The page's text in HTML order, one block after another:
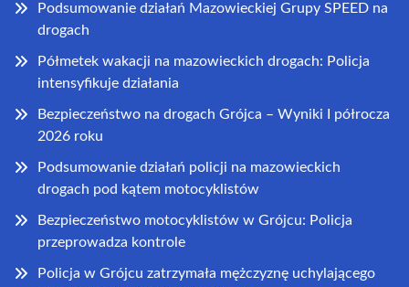
Podsumowanie działań Mazowieckiej Grupy SPEED na
drogach
Półmetek wakacji na mazowieckich drogach: Policja
intensyfikuje działania
Bezpieczeństwo na drogach Grójca – Wyniki I półrocza
2026 roku
Podsumowanie działań policji na mazowieckich
drogach pod kątem motocyklistów
Bezpieczeństwo motocyklistów w Grójcu: Policja
przeprowadza kontrole
Policja w Grójcu zatrzymała mężczyznę uchylającego